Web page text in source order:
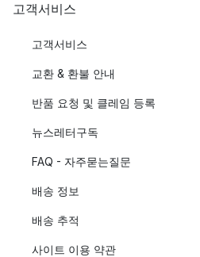
고객서비스
고객서비스
교환 & 환불 안내
반품 요청 및 클레임 등록
뉴스레터구독
FAQ - 자주묻는질문
배송 정보
배송 추적
사이트 이용 약관